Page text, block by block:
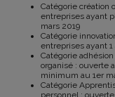
Catégorie création
entreprises ayant
mars 2019
Catégorie
entreprises ayant
Catégorie
organisé : ouverte
minimum au 1er
Catégorie
personnel :